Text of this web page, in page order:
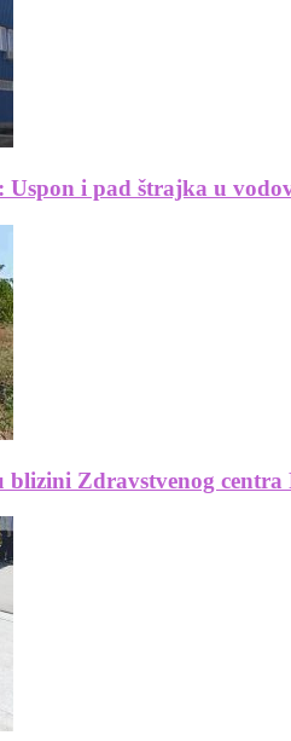
Uspon i pad štrajka u
Zdravstvenog centra